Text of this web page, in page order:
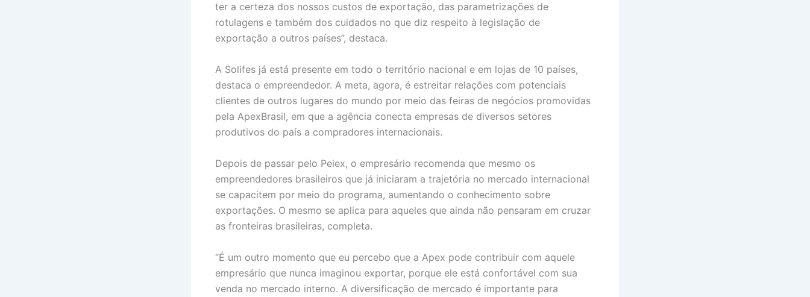
ter a certeza dos nossos custos de exportação, das parametrizações de
rotulagens e também dos cuidados no que diz respeito à legislação de
exportação a outros países”, destaca.
A Solifes já está presente em todo o território nacional e em lojas de 10 países,
destaca o empreendedor. A meta, agora, é estreitar relações com potenciais
clientes de outros lugares do mundo por meio das feiras de negócios promovidas
pela ApexBrasil, em que a agência conecta empresas de diversos setores
produtivos do país a compradores internacionais.
Depois de passar pelo Peiex, o empresário recomenda que mesmo os
empreendedores brasileiros que já iniciaram a trajetória no mercado internacional
se capacitem por meio do programa, aumentando o conhecimento sobre
exportações. O mesmo se aplica para aqueles que ainda não pensaram em cruzar
as fronteiras brasileiras, completa.
“É um outro momento que eu percebo que a Apex pode contribuir com aquele
empresário que nunca imaginou exportar, porque ele está confortável com sua
venda no mercado interno. A diversificação de mercado é importante para